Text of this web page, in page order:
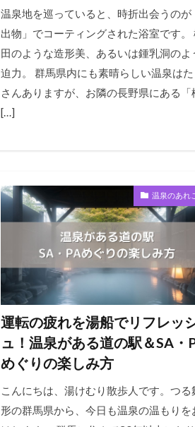
温泉地を巡っていると、時折出会うのが
出物」でコーティングされた浴室です。
田のような造形美、あるいは鍾乳洞のよ
迫力。 群馬県内にも素晴らしい温泉はた
さんありますが、お隣の長野県にある「
[…]
温泉のあれ
運転の疲れを湯船でリフレッ
ュ！温泉がある道の駅＆SA・
めぐりの楽しみ方
こんにちは、湯けむり散歩人です。つる
形の群馬県から、今日も温泉の温もりを